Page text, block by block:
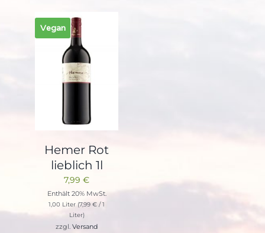
Vegan
Hemer Rot
lieblich 1l
7,99€
Enthält 20% MwSt.
1,00 Liter (7,99€ / 1
Liter)
zzgl.Versand